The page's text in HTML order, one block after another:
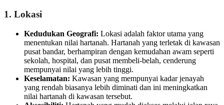
1. Lokasi
Kedudukan Geografi: Lokasi adalah faktor utama yang
menentukan nilai hartanah. Hartanah yang terletak di kawasan
pusat bandar, berhampiran dengan kemudahan awam seperti
sekolah, hospital, dan pusat membeli-belah, cenderung
mempunyai nilai yang lebih tinggi.
Keselamatan: Kawasan yang mempunyai kadar jenayah
yang rendah biasanya lebih diminati dan ini meningkatkan
nilai hartanah di kawasan tersebut.